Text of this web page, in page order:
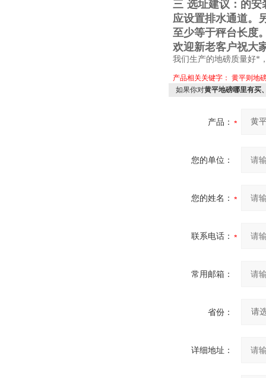
三 选址建议：的安
应设置排水通道。
至少等于秤台长度
欢迎新老客户祝大
我们生产的地磅质量好*
产品相关关键字： 黄平则地
如果你对黄平地磅哪里有买
产品：
您的单位：
您的姓名：
联系电话：
常用邮箱：
省份：
详细地址：